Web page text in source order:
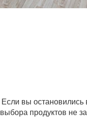
вы
продуктов не